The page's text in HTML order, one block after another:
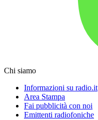
Chi siamo
Informazioni su radio.it
Area Stampa
Fai pubblicità con noi
Emittenti radiofoniche